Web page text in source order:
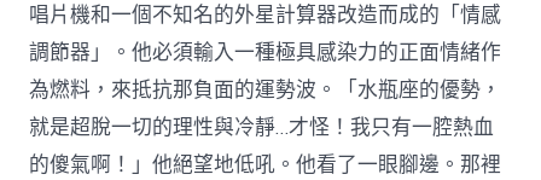
唱片機和一個不知名的外星計算器改造而成的「情感
調節器」。他必須輸入一種極具感染力的正面情緒作
為燃料，來抵抗那負面的運勢波。「水瓶座的優勢，
就是超脫一切的理性與冷靜…才怪！我只有一腔熱血
的傻氣啊！」他絕望地低吼。他看了一眼腳邊。那裡